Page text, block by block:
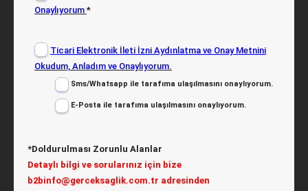
Onaylıyorum *
Ticari Elektronik İleti İzni Aydınlatma ve Onay Metnini
Okudum, Anladım ve Onaylıyorum.
Sms/Whatsapp ile tarafıma ulaşılmasını onaylıyorum.
E-Posta ile tarafıma ulaşılmasını onaylıyorum.
*Doldurulması Zorunlu Alanlar
Detaylı bilgi ve sorularınız için bize
b2binfo@gerceksaglik.com.tr adresinden